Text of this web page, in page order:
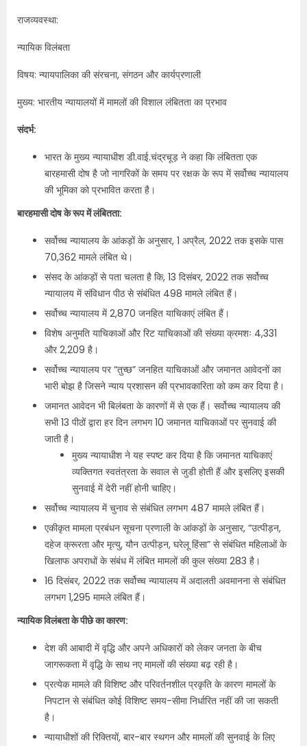
राजव्यवस्था:
न्यायिक विलंबता
विषय: न्यायपालिका की संरचना, संगठन और कार्यप्रणाली
मुख्य: भारतीय न्यायालयों में मामलों की विशाल लंबितता का प्रभाव
संदर्भ:
भारत के मुख्य न्यायाधीश डी.वाई.चंद्रचूड़ ने कहा कि लंबितता एक
बारहमासी दोष है जो नागरिकों के समय पर रक्षक के रूप में सर्वोच्च न्यायालय
की भूमिका को प्रभावित करता है।
बारहमासी दोष के रूप में लंबितता:
सर्वोच्च न्यायालय के आंकड़ों के अनुसार, 1 अप्रैल, 2022 तक इसके पास
70,362 मामले लंबित थे।
संसद के आंकड़ों से पता चलता है कि, 13 दिसंबर, 2022 तक सर्वोच्च
न्यायालय में संविधान पीठ से संबंधित 498 मामले लंबित हैं।
सर्वोच्च न्यायालय में 2,870 जनहित याचिकाएं लंबित हैं।
विशेष अनुमति याचिकाओं और रिट याचिकाओं की संख्या क्रमशः 4,331
और 2,209 है।
सर्वोच्च न्यायालय पर “तुच्छ” जनहित याचिकाओं और जमानत आवेदनों का
भारी बोझ है जिसने न्याय प्रशासन की प्रभावकारिता को कम कर दिया है।
जमानत आवेदन भी बिलंबता के कारणों में से एक हैं। सर्वोच्च न्यायालय की
सभी 13 पीठों द्वारा हर दिन लगभग 10 जमानत याचिकाओं पर सुनवाई की
जाती है।
मुख्य न्यायाधीश ने यह स्पष्ट कर दिया है कि जमानत याचिकाएं
व्यक्तिगत स्वतंत्रता के सवाल से जुडी होती हैं और इसलिए इसकी
सुनवाई में देरी नहीं होनी चाहिए।
सर्वोच्च न्यायालय में चुनाव से संबंधित लगभग 487 मामले लंबित हैं।
एकीकृत मामला प्रबंधन सूचना प्रणाली के आंकड़ों के अनुसार, “उत्पीड़न,
दहेज क्रूरता और मृत्यु, यौन उत्पीड़न, घरेलू हिंसा” से संबंधित महिलाओं के
खिलाफ अपराधों के संबंध में लंबित मामलों की कुल संख्या 283 है।
16 दिसंबर, 2022 तक सर्वोच्च न्यायालय में अदालती अवमानना से संबंधित
लगभग 1,295 मामले लंबित हैं।
न्यायिक विलंबता के पीछे का कारण:
देश की आबादी में वृद्धि और अपने अधिकारों को लेकर जनता के बीच
जागरूकता में वृद्धि के साथ नए मामलों की संख्या बढ़ रही है।
प्रत्येक मामले की विशिष्ट और परिवर्तनशील प्रकृति के कारण मामलों के
निपटान से संबंधित कोई विशिष्ट समय-सीमा निर्धारित नहीं की जा सकती
है।
न्यायाधीशों की रिक्तियों, बार-बार स्थगन और मामलों की सुनवाई के लिए